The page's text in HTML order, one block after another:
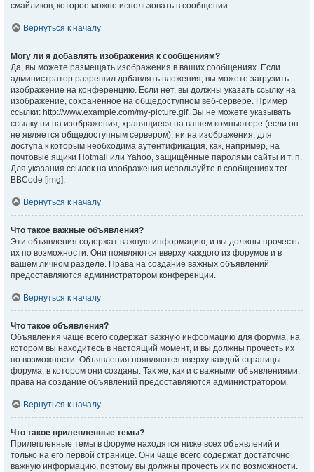
смайликов, которое можно использовать в сообщении.
Вернуться к началу
Могу ли я добавлять изображения к сообщениям?
Да, вы можете размещать изображения в ваших сообщениях. Если
администратор разрешил добавлять вложения, вы можете загрузить
изображение на конференцию. Если нет, вы должны указать ссылку на
изображение, сохранённое на общедоступном веб-сервере. Пример
ссылки: http://www.example.com/my-picture.gif. Вы не можете указывать
ссылку ни на изображения, хранящиеся на вашем компьютере (если он
не является общедоступным сервером), ни на изображения, для
доступа к которым необходима аутентификация, как, например, на
почтовые ящики Hotmail или Yahoo, защищённые паролями сайты и т. п.
Для указания ссылок на изображения используйте в сообщениях тег
BBCode [img].
Вернуться к началу
Что такое важные объявления?
Эти объявления содержат важную информацию, и вы должны прочесть
их по возможности. Они появляются вверху каждого из форумов и в
вашем личном разделе. Права на создание важных объявлений
предоставляются администратором конференции.
Вернуться к началу
Что такое объявления?
Объявления чаще всего содержат важную информацию для форума, на
котором вы находитесь в настоящий момент, и вы должны прочесть их
по возможности. Объявления появляются вверху каждой страницы
форума, в котором они созданы. Так же, как и с важными объявлениями,
права на создание объявлений предоставляются администратором.
Вернуться к началу
Что такое прилепленные темы?
Прилепленные темы в форуме находятся ниже всех объявлений и
только на его первой странице. Они чаще всего содержат достаточно
важную информацию, поэтому вы должны прочесть их по возможности.